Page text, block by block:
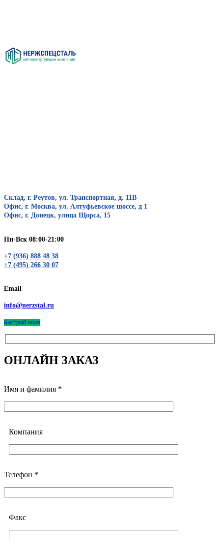
Склад, г. Реутов, ул. Транспортная, д. 11В
Офис, г. Москва, ул. Алтуфьевское шоссе, д 1
Офис, г. Донецк, улица Щорса, 15
Пн-Вск 08:00-21:00
+7 (936) 888 48 38
+7 (495) 266 30 07
Email
info@nerzstal.ru
Быстрый заказ
ОНЛАЙН ЗАКАЗ
Имя и фамилия *
Компания
Телефон *
Факс